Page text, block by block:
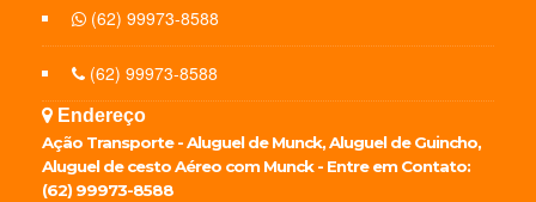
(62) 99973-8588
(62) 99973-8588
Endereço
Ação Transporte - Aluguel de Munck, Aluguel de Guincho,
Aluguel de cesto Aéreo com Munck - Entre em Contato:
(62) 99973-8588